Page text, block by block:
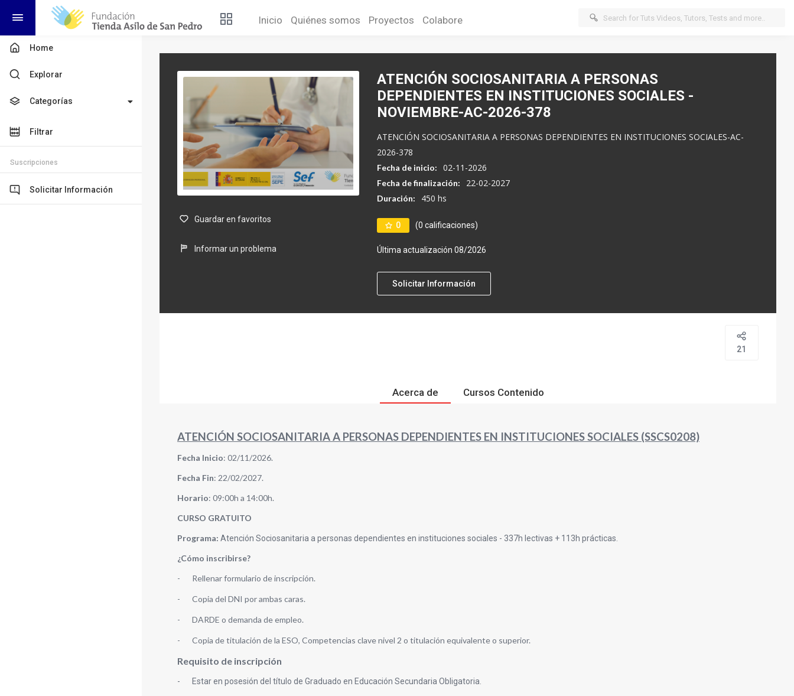
Inicio Quiénes somos Proyectos Colabore
Home
Explorar
Categorías
Filtrar
Suscripciones
Solicitar Información
Guardar en favoritos
Informar un problema
ATENCIÓN SOCIOSANITARIA A PERSONAS
DEPENDIENTES EN INSTITUCIONES SOCIALES -
NOVIEMBRE-AC-2026-378
ATENCIÓN SOCIOSANITARIA A PERSONAS DEPENDIENTES EN INSTITUCIONES SOCIALES-AC-
2026-378
Fecha de inicio: 02-11-2026
Fecha de finalización: 22-02-2027
Duración: 450 hs
0 (0 calificaciones)
Última actualización 08/2026
Solicitar Información
21
Acerca de Cursos Contenido
ATENCIÓN SOCIOSANITARIA A PERSONAS DEPENDIENTES EN INSTITUCIONES SOCIALES (SSCS0208)
Fecha Inicio: 02/11/2026.
Fecha Fin: 22/02/2027.
Horario: 09:00h a 14:00h.
CURSO GRATUITO
Programa: Atención Sociosanitaria a personas dependientes en instituciones sociales - 337h lectivas + 113h prácticas.
¿Cómo inscribirse?
-
Rellenar formulario de inscripción.
- Copia del DNI por ambas caras.
- DARDE o demanda de empleo.
- Copia de titulación de la ESO, Competencias clave nivel 2 o titulación equivalente o superior.
Requisito de inscripción
- Estar en posesión del título de Graduado en Educación Secundaria Obligatoria.